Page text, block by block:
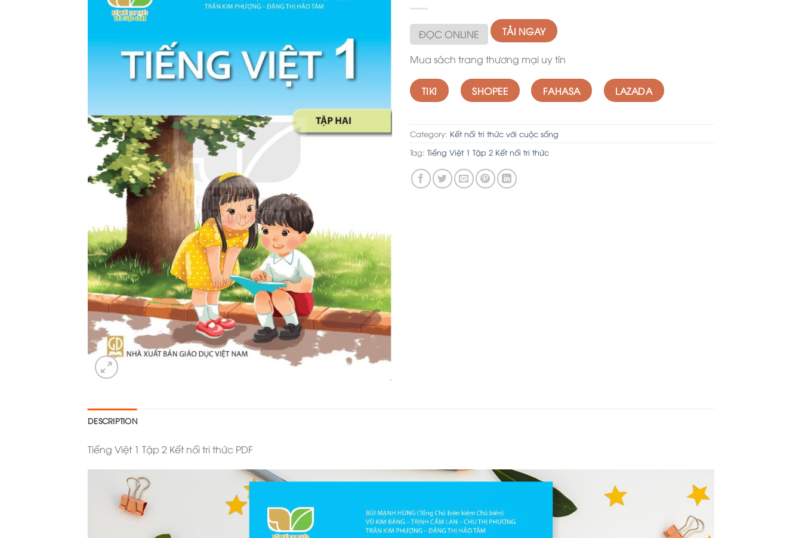
ĐỌC ONLINE TẢI NGAY
Mua sách trang thương mại uy tín
TIKI SHOPEE FAHASA LAZADA
Category: Kết nối tri thức với cuộc sống
Tag: Tiếng Việt 1 Tập 2 Kết nối tri thức
DESCRIPTION
Tiếng Việt 1 Tập 2 Kết nối tri thức PDF